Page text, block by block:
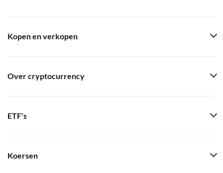
Kopen en verkopen
Over cryptocurrency
ETF's
Koersen